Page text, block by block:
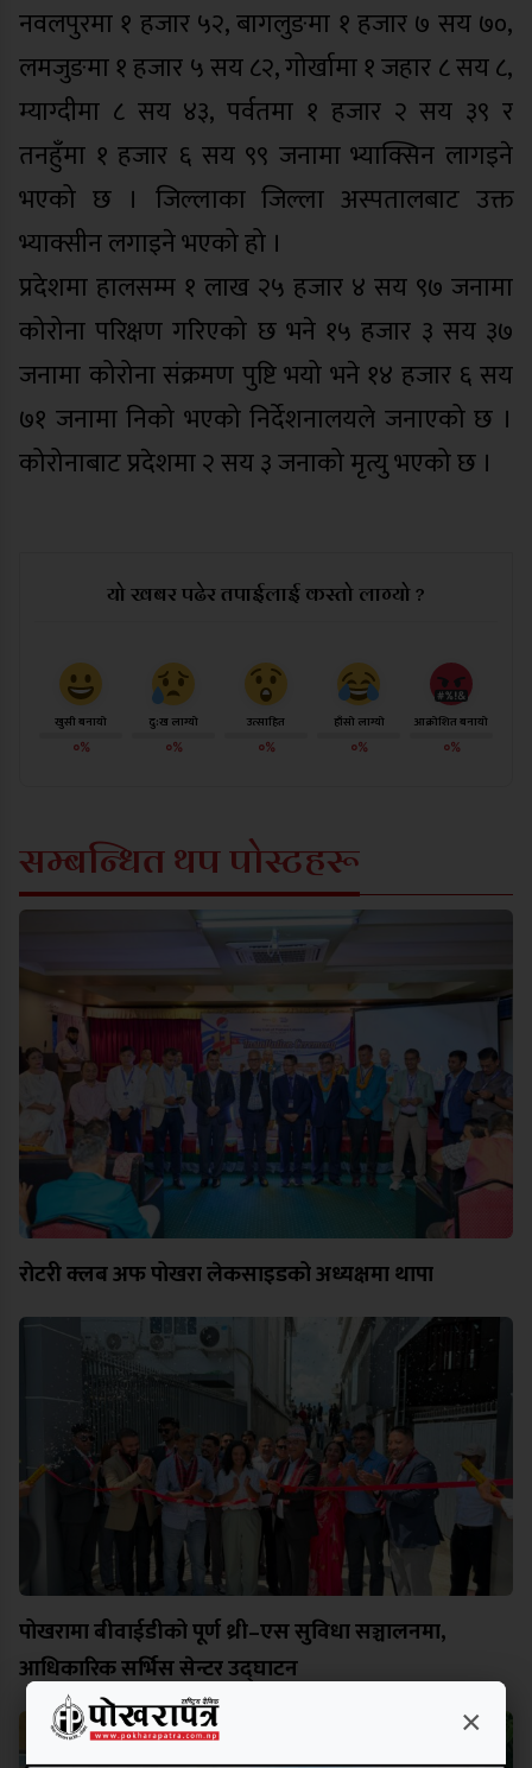
नवलपुरमा १ हजार ५२, बागलुङमा १ हजार ७ सय ७०,
लमजुङमा १ हजार ५ सय ८२, गोर्खामा १ जहार ८ सय ८,
म्याग्दीमा ८ सय ४३, पर्वतमा १ हजार २ सय ३९ र
तनहुँमा १ हजार ६ सय ९९ जनामा भ्याक्सिन लागइने
भएको छ । जिल्लाका जिल्ला अस्पतालबाट उक्त
भ्याक्सीन लगाइने भएको हो ।
प्रदेशमा हालसम्म १ लाख २५ हजार ४ सय ९७ जनामा
कोरोना परिक्षण गरिएको छ भने १५ हजार ३ सय ३७
जनामा कोरोना संक्रमण पुष्टि भयो भने १४ हजार ६ सय
७१ जनामा निको भएको निर्देशनालयले जनाएको छ ।
कोरोनाबाट प्रदेशमा २ सय ३ जनाको मृत्यु भएको छ ।
यो खबर पढेर तपाईलाई कस्तो लाग्यो ?
खुसी बनायो
०%
दु:ख लाग्यो
०%
उत्साहित
०%
हाँसो लाग्यो
०%
आक्रोशित बनायो
०%
सम्बन्धित थप पोस्टहरू
रोटरी क्लब अफ पोखरा लेकसाइडको अध्यक्षमा थापा
पोखरामा बीवाईडीको पूर्ण थ्री–एस सुविधा सञ्चालनमा,
आधिकारिक सर्भिस सेन्टर उद्घाटन
×